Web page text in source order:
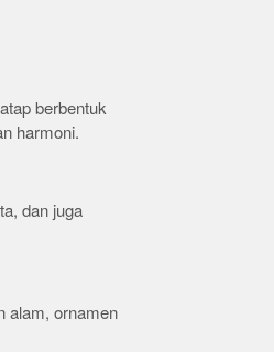
berbentuk
harmoni.
dan juga
alam, ornamen